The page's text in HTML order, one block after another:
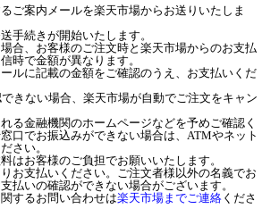
ご案内メールを楽天市場からお送りいたしま
手続きが開始いたします。
合、お客様のご注文時と楽天市場からのお支払
時で金額が異なります。
ルに記載の金額をご確認のうえ、お支払いくだ
きない場合、楽天市場が自動でご注文をキャン
る金融機関のホームページなどを予めご確認く
口でお振込みができない場合は、ATMやネット
さい。
はお客様のご負担でお願いいたします。
お支払いください。ご注文者様以外の名義でお
払いの確認ができない場合がございます。
するお問い合わせは楽天市場までご連絡 くださ